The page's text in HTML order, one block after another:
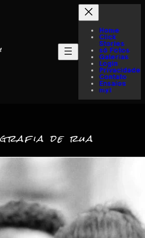
Home
Click
Stories
só Fotos
Galerias
Login
Privacidade
Contato
Ensaios
myI
de rua